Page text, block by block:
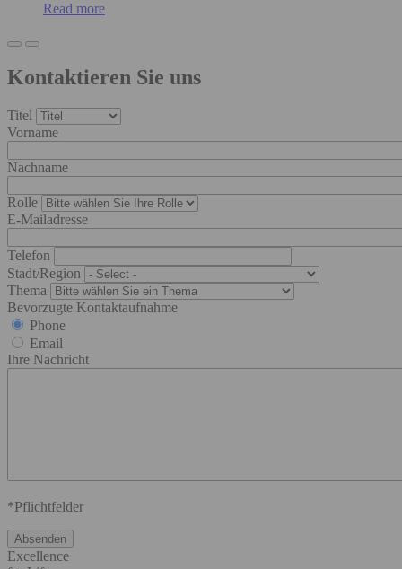
Read more
Kontaktieren Sie uns
Titel
Vorname
Nachname
Rolle
E-Mailadresse
Telefon
Stadt/Region
Thema
Bevorzugte Kontaktaufnahme
Phone
Email
Ihre Nachricht
*Pflichtfelder
Excellence